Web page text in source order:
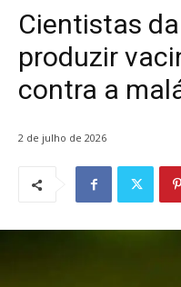
Cientistas
produzir
contra a
2 de julho de 2026